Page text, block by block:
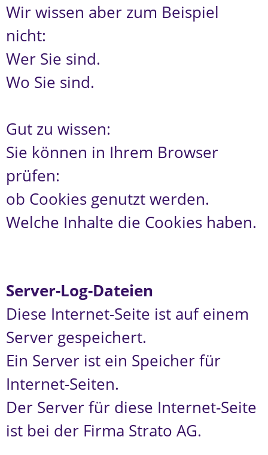
Wir wissen aber zum Beispiel
nicht:
Wer Sie sind.
Wo Sie sind.
Gut zu wissen:
Sie können in Ihrem Browser
prüfen:
ob Cookies genutzt werden.
Welche Inhalte die Cookies haben.
Server-Log-Dateien
Diese Internet-Seite ist auf einem
Server gespeichert.
Ein Server ist ein Speicher für
Internet-Seiten.
Der Server für diese Internet-Seite
ist bei der Firma Strato AG.